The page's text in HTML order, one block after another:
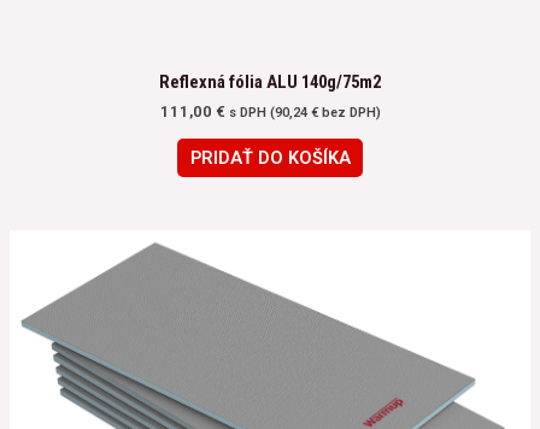
Reflexná fólia ALU 140g/75m2
111,00 € s DPH (90,24 €bez DPH)
PRIDAŤ DO KOŠÍKA